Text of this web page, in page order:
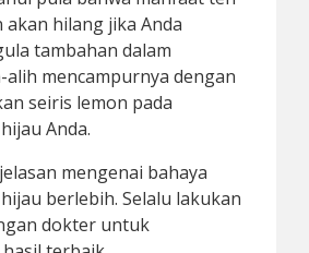
hilang jika Anda
tambahan dalam
alih mencampurnya dengan
seiris lemon pada
Anda.
mengenai bahaya
berlebih. Selalu lakukan
dokter untuk